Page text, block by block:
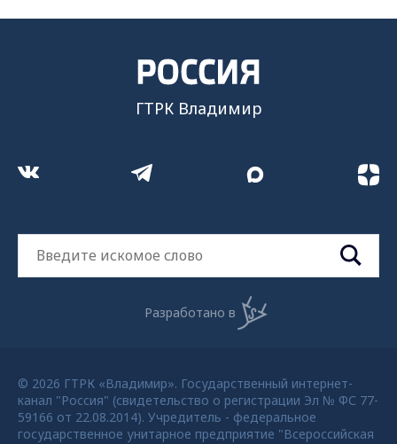
ГТРК Владимир
Разработано в
© 2026 ГТРК «Владимир». Государственный интернет-
канал "Россия" (свидетельство о регистрации Эл № ФС 77-
59166 от 22.08.2014). Учредитель - федеральное
государственное унитарное предприятие "Всероссийская